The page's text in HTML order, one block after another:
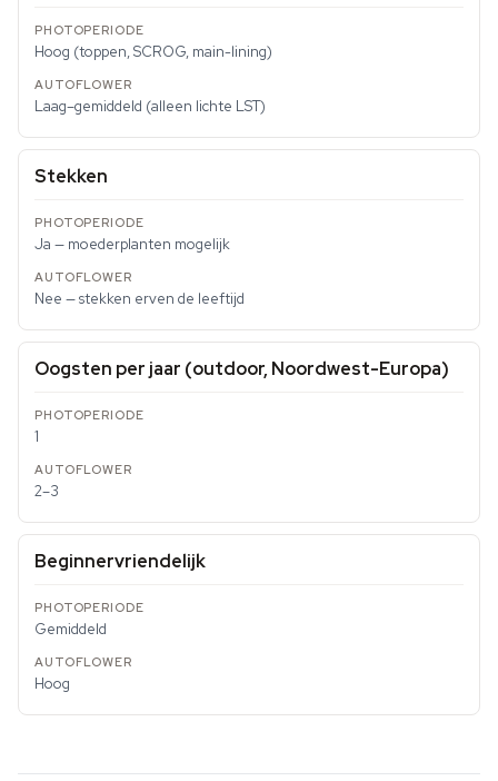
Hoog (toppen, SCROG, main-lining)
Laag–gemiddeld (alleen lichte LST)
Stekken
Ja — moederplanten mogelijk
Nee — stekken erven de leeftijd
Oogsten per jaar (outdoor, Noordwest-Europa)
1
2–3
Beginnervriendelijk
Gemiddeld
Hoog